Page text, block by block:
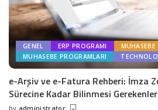
GENEL ERP PROGRAMI
MUHASEBE
MUHASEBE PROGRAMLARI
e-Arşiv ve e-Fatura Rehberi: İmza
Sürecine Kadar Bilinmesi Gerekenler
by administrator